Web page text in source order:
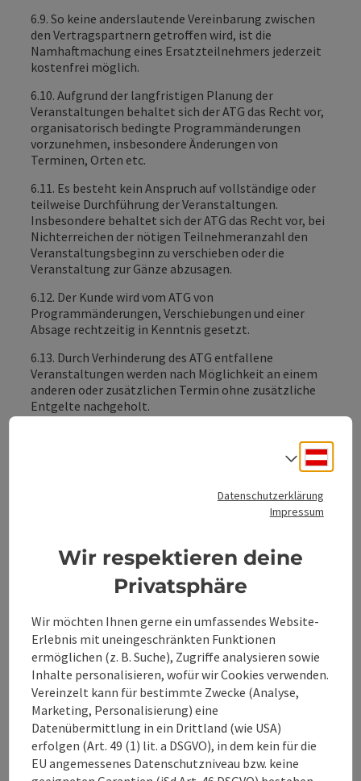
6.9. So keine anderslautende Vereinbarung zwischen
den Vertragspartnern getroffen wird, ist die
Namhaftmachung eines Ersatzteilnehmers jederzeit
kostenfrei möglich.
6.10. Aufgrund der langfristigen Planung der
Veranstaltungen behaltet sich der ATG das Recht vor,
organisatorisch bedingte Programmänderungen
vorzunehmen, insbesondere Änderungen von
Terminen, Orten etc.
6.11. Es besteht kein Anspruch auf vollständige oder
teilweise Durchführung der Veranstaltungen.
Insbesondere behaltet sich der ATG das Recht vor, bei
Nichterreichen der nötigen Teilnehmeranzahl den
Veranstaltungsbeginn zu verschieben oder die
Veranstaltung zur Gänze abzusagen.
6.12. Der Kunde wird vom ATG von
Programmänderungen, Verschiebungen und einer
Absage rechtzeitig in Kenntnis gesetzt.
6.13. Durch Verhinderung des ATG entfallene
Veranstaltungen werden nach Möglichkeit an einem
anderen oder zusätzlichen Termin ohne zusätzliche
Entgelte nachgeholt.
eine Verschiebung innerhalb eines Werktages betrifft
(z.B. von 14:00 Uhr auf 16:00 Uhr des gleichen Tages),
erstattet der ATG bereits bezahlte Ticketpreise
aus Umbuchungen, Programmänderungen oder
Absagen gilt Punkt 3. des Allgemeinen Teils dieser
AGB (Gewährleistung, Schadenersatz). Die
Möglichkeit zur Stornierung durch den Kunden gem.
Punkt 6.14. bleibt hiervon unberührt.
6.17. Mit Erwerb eines Tickets verpflichtet sich der
Kunde, die Hausordnung der jeweiligen
Veranstaltungsstätte zu beachten sowie den
Anordnungen des Veranstaltungspersonals Folge zu
leisten.
Datenschutzerklärung
Impressum
Wir respektieren deine
Privatsphäre
Wir möchten Ihnen gerne ein umfassendes Website-
Erlebnis mit uneingeschränkten Funktionen
ermöglichen (z. B. Suche), Zugriffe analysieren sowie
Inhalte personalisieren, wofür wir Cookies verwenden.
Vereinzelt kann für bestimmte Zwecke (Analyse,
Marketing, Personalisierung) eine
Datenübermittlung in ein Drittland (wie USA)
erfolgen (Art. 49 (1) lit. a DSGVO), in dem kein für die
EU angemessenes Datenschutzniveau bzw. keine